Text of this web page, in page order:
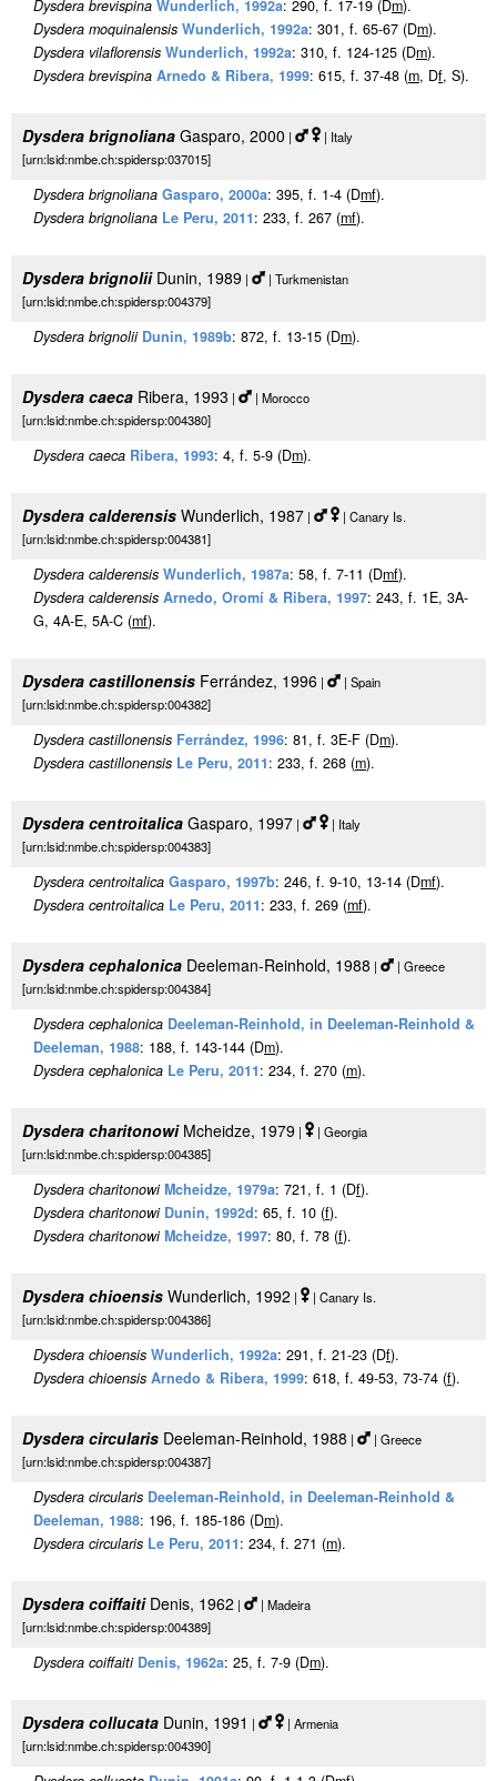
Dysdera brevispina Wunderlich, 1992a: 290, f. 17-19 (Dm).
Dysdera moquinalensis Wunderlich, 1992a: 301, f. 65-67 (Dm).
Dysdera vilaflorensis Wunderlich, 1992a: 310, f. 124-125 (Dm).
Dysdera brevispina Arnedo & Ribera, 1999: 615, f. 37-48 (m, Df, S).
Dysdera brignoliana Gasparo, 2000 |
| Italy
[urn:lsid:nmbe.ch:spidersp:037015]
Dysdera brignoliana Gasparo, 2000a: 395, f. 1-4 (Dmf).
Dysdera brignoliana Le Peru, 2011: 233, f. 267 (mf).
Dysdera brignoliiDunin, 1989 |
| Turkmenistan
[urn:lsid:nmbe.ch:spidersp:004379]
Dysdera brignolii Dunin, 1989b: 872, f. 13-15 (Dm).
Dysdera caeca Ribera, 1993 |
| Morocco
[urn:lsid:nmbe.ch:spidersp:004380]
Dysdera caeca Ribera, 1993: 4, f. 5-9 (Dm).
Dysdera calderensis Wunderlich, 1987 |
| Canary Is.
[urn:lsid:nmbe.ch:spidersp:004381]
Dysdera calderensis Wunderlich, 1987a: 58, f. 7-11 (Dmf).
Dysdera calderensis Arnedo, Oromí & Ribera, 1997: 243, f. 1E, 3A-
G, 4A-E, 5A-C (mf).
Dysdera castillonensis Ferrández, 1996 |
| Spain
[urn:lsid:nmbe.ch:spidersp:004382]
Dysdera castillonensis Ferrández, 1996: 81, f. 3E-F (Dm).
Dysdera castillonensis Le Peru, 2011: 233, f. 268 (m).
Dysdera centroitalica Gasparo, 1997 |
| Italy
[urn:lsid:nmbe.ch:spidersp:004383]
Dysdera centroitalica Gasparo, 1997b: 246, f. 9-10, 13-14 (Dmf).
Dysdera centroitalica Le Peru, 2011: 233, f. 269 (mf).
Dysdera cephalonica Deeleman-Reinhold, 1988 |
| Greece
[urn:lsid:nmbe.ch:spidersp:004384]
Dysdera cephalonica Deeleman-Reinhold, in Deeleman-Reinhold &
Deeleman, 1988: 188, f. 143-144 (Dm).
Dysdera cephalonica Le Peru, 2011: 234, f. 270 (m).
Dysdera charitonowiMcheidze, 1979 |
| Georgia
[urn:lsid:nmbe.ch:spidersp:004385]
Dysdera charitonowi Mcheidze, 1979a: 721, f. 1 (Df).
Dysdera charitonowi Dunin, 1992d: 65, f. 10 (f).
Dysdera charitonowi Mcheidze, 1997: 80, f. 78 (f).
Dysdera chioensis Wunderlich, 1992 |
| Canary Is.
[urn:lsid:nmbe.ch:spidersp:004386]
Dysdera chioensis Wunderlich, 1992a: 291, f. 21-23 (Df).
Dysdera chioensis Arnedo & Ribera, 1999: 618, f. 49-53, 73-74 (f).
Dysdera circularis Deeleman-Reinhold, 1988 |
| Greece
[urn:lsid:nmbe.ch:spidersp:004387]
Dysdera circularis Deeleman-Reinhold, in Deeleman-Reinhold &
Deeleman, 1988: 196, f. 185-186 (Dm).
Dysdera circularis Le Peru, 2011: 234, f. 271 (m).
Dysdera coiffaitiDenis, 1962 |
| Madeira
[urn:lsid:nmbe.ch:spidersp:004389]
Dysdera coiffaiti Denis, 1962a: 25, f. 7-9 (Dm).
Dysdera collucata Dunin, 1991 |
| Armenia
[urn:lsid:nmbe.ch:spidersp:004390]